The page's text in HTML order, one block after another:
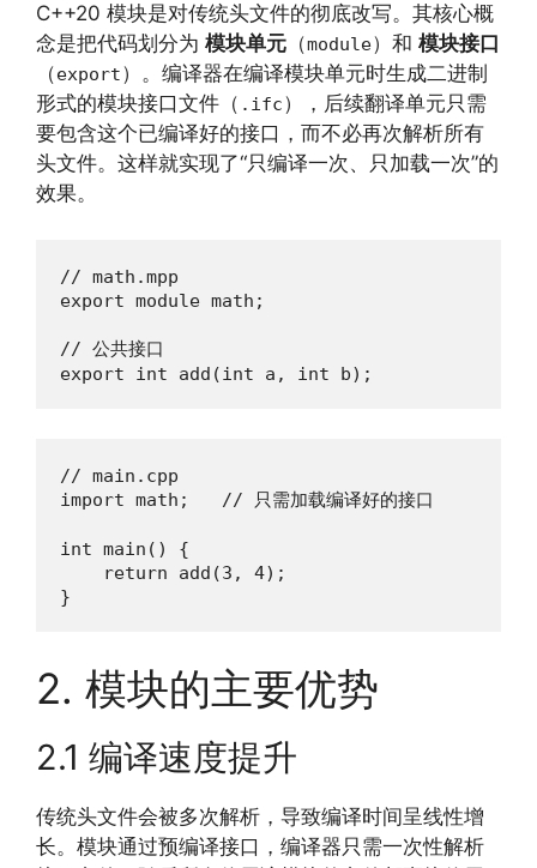
C++20 模块是对传统头文件的彻底改写。其核心概
念是把代码划分为 模块单元 （module）和 模块接口
（export）。编译器在编译模块单元时生成二进制
形式的模块接口文件（ .ifc），后续翻译单元只需
要包含这个已编译好的接口，而不必再次解析所有
头文件。这样就实现了“只编译一次、只加载一次”的
效果。
// math.mpp
export module math;
// 公共接口
export int add(int a, int b);
// main.cpp
import math;   // 只需加载编译好的接口
int main() {
    return add(3, 4);
}
2. 模块的主要优势
2.1 编译速度提升
传统头文件会被多次解析，导致编译时间呈线性增
长。模块通过预编译接口，编译器只需一次性解析